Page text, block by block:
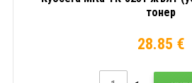
тонер
28.85 €